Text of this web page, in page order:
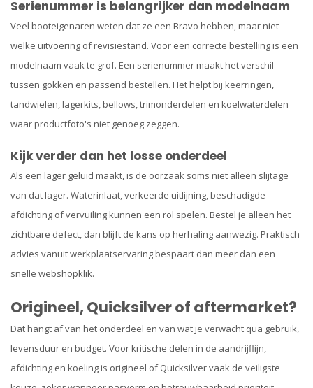
Serienummer is belangrijker dan modelnaam
Veel booteigenaren weten dat ze een Bravo hebben, maar niet
welke uitvoering of revisiestand. Voor een correcte bestelling is een
modelnaam vaak te grof. Een serienummer maakt het verschil
tussen gokken en passend bestellen. Het helpt bij keerringen,
tandwielen, lagerkits, bellows, trimonderdelen en koelwaterdelen
waar productfoto's niet genoeg zeggen.
Kijk verder dan het losse onderdeel
Als een lager geluid maakt, is de oorzaak soms niet alleen slijtage
van dat lager. Waterinlaat, verkeerde uitlijning, beschadigde
afdichting of vervuiling kunnen een rol spelen. Bestel je alleen het
zichtbare defect, dan blijft de kans op herhaling aanwezig. Praktisch
advies vanuit werkplaatservaring bespaart dan meer dan een
snelle webshopklik.
Origineel, Quicksilver of aftermarket?
Dat hangt af van het onderdeel en van wat je verwacht qua gebruik,
levensduur en budget. Voor kritische delen in de aandrijflijn,
afdichting en koeling is origineel of Quicksilver vaak de veiligste